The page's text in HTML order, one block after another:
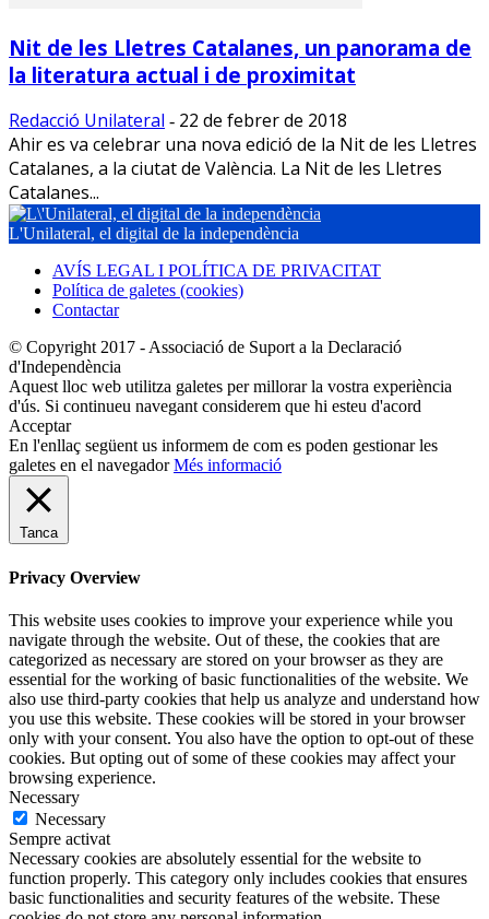
Nit de les Lletres Catalanes, un panorama de
la literatura actual i de proximitat
Redacció Unilateral - 22 de febrer de 2018
Ahir es va celebrar una nova edició de la Nit de les Lletres
Catalanes, a la ciutat de València. La Nit de les Lletres
Catalanes...
L'Unilateral, el digital de la independència
AVÍS LEGAL I POLÍTICA DE PRIVACITAT
Política de galetes (cookies)
Contactar
© Copyright 2017 - Associació de Suport a la Declaració
d'Independència
Aquest lloc web utilitza galetes per millorar la vostra experiència
d'ús. Si continueu navegant considerem que hi esteu d'acord
Acceptar
En l'enllaç següent us informem de com es poden gestionar les
galetes en el navegadorMés informació
Tanca
Privacy Overview
This website uses cookies to improve your experience while you
navigate through the website. Out of these, the cookies that are
categorized as necessary are stored on your browser as they are
essential for the working of basic functionalities of the website. We
also use third-party cookies that help us analyze and understand how
you use this website. These cookies will be stored in your browser
only with your consent. You also have the option to opt-out of these
cookies. But opting out of some of these cookies may affect your
browsing experience.
Necessary
Necessary
Sempre activat
Necessary cookies are absolutely essential for the website to
function properly. This category only includes cookies that ensures
basic functionalities and security features of the website. These